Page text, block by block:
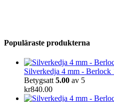
Populäraste produkterna
Silverkedja 4 mm - Berlock
Betygsatt 5.00 av 5
kr840.00